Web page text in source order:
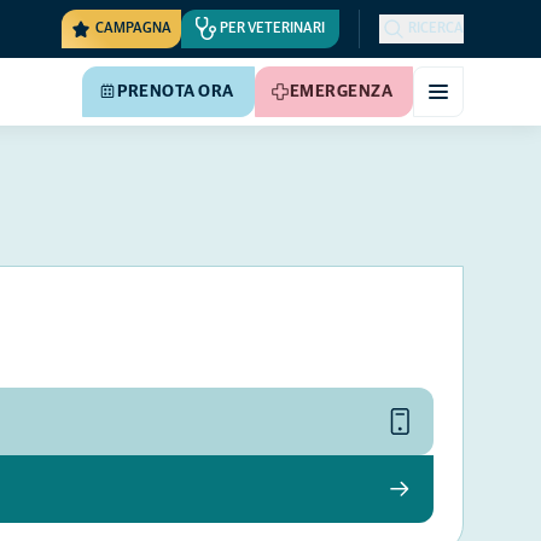
CAMPAGNA PER VETERINARI RICERCA
PRENOTA ORA EMERGENZA